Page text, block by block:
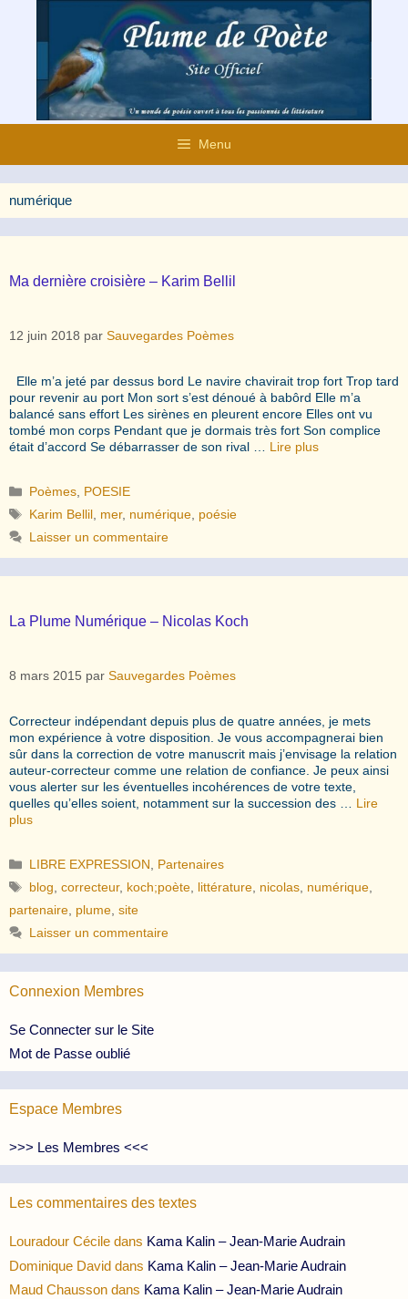
contenu
Menu
numérique
Ma dernière croisière – Karim Bellil
12 juin 2018 par Sauvegardes Poèmes
Elle m’a jeté par dessus bord Le navire chavirait trop fort Trop tard
pour revenir au port Mon sort s’est dénoué à babôrd Elle m’a
balancé sans effort Les sirènes en pleurent encore Elles ont vu
tombé mon corps Pendant que je dormais très fort Son complice
était d’accord Se débarrasser de son rival … Lire plus
Catégories
Poèmes POESIE
Étiquettes
Karim Bellil mer, numérique poésie
Laisser un commentaire
La Plume Numérique – Nicolas Koch
8 mars 2015 par Sauvegardes Poèmes
Correcteur indépendant depuis plus de quatre années, je mets
mon expérience à votre disposition. Je vous accompagnerai bien
sûr dans la correction de votre manuscrit mais j’envisage la relation
auteur-correcteur comme une relation de confiance. Je peux ainsi
vous alerter sur les éventuelles incohérences de votre texte,
quelles qu’elles soient, notamment sur la succession des … Lire
plus
Catégories
LIBRE EXPRESSION
Partenaires
Étiquettes
blog ,correcteur, koch;poète littérature nicolas numérique
partenaire plume site
Laisser un commentaire
Connexion Membres
Se Connecter sur le Site
Mot de Passe oublié
Espace Membres
>>> Les Membres <<<
Les commentaires des textes
Louradour Cécile dans Kama Kalin – Jean-Marie Audrain
Dominique David dans Kama Kalin – Jean-Marie Audrain
Maud Chausson dans Kama Kalin – Jean-Marie Audrain